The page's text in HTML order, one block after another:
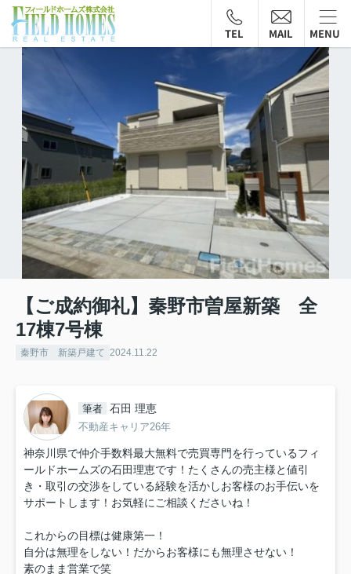
TEL MAIL MENU
【ご成約御礼】秦野市曽屋新築 全
17棟7号棟
秦野市 新築戸建て 2024.11.22
筆者 石田 理恵
不動産キャリア26年
神奈川県で仲介手数料最大無料で売買専門を行っているフィ
ールドホームズの石田理恵です！たくさんの売主様と値引
き・取引の交渉をしている経験を活かしお客様のお手伝いを
サポートします！お気軽にご相談くださいね！
これからの目標は健康第一！
自分は無理をしない！だからお客様にも無理させない！
素のまま営業で笑